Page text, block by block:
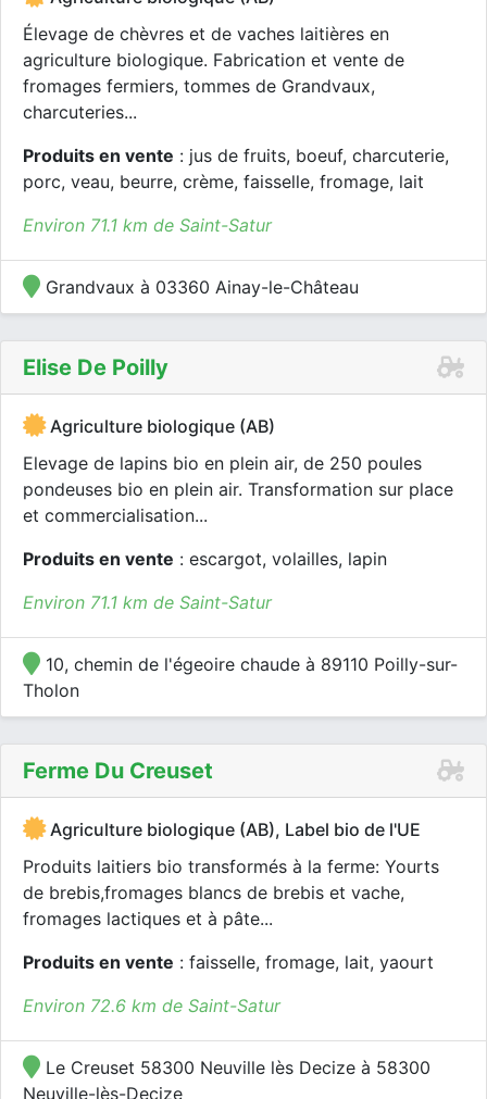
Élevage de chèvres et de vaches laitières en
agriculture biologique. Fabrication et vente de
fromages fermiers, tommes de Grandvaux,
charcuteries...
Produits en vente : jus de fruits, boeuf, charcuterie,
porc, veau, beurre, crème, faisselle, fromage, lait
Environ 71.1 km de Saint-Satur
Grandvaux à 03360 Ainay-le-Château
Elise De Poilly
Agriculture biologique (AB)
Elevage de lapins bio en plein air, de 250 poules
pondeuses bio en plein air. Transformation sur place
et commercialisation...
Produits en vente : escargot, volailles, lapin
Environ 71.1 km de Saint-Satur
10, chemin de l'égeoire chaude à 89110 Poilly-sur-
Tholon
Ferme Du Creuset
Agriculture biologique (AB), Label bio de l'UE
Produits laitiers bio transformés à la ferme: Yourts
de brebis,fromages blancs de brebis et vache,
fromages lactiques et à pâte...
Produits en vente : faisselle, fromage, lait, yaourt
Environ 72.6 km de Saint-Satur
Le Creuset 58300 Neuville lès Decize à 58300
Neuville-lès-Decize